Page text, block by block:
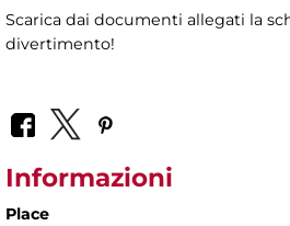
Scarica dai documenti allegati la
divertimento!
Informazioni
Place